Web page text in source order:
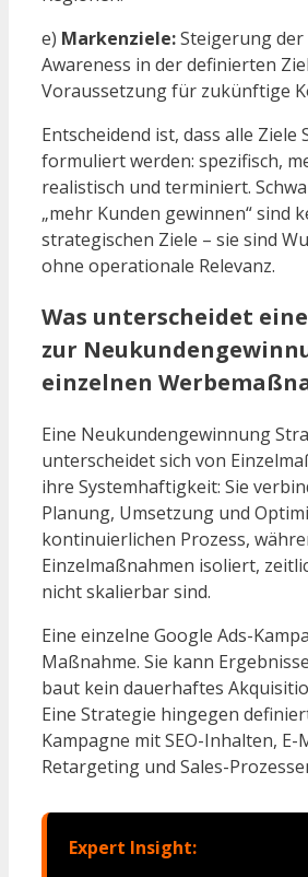
e) Markenziele:Steigerung der
Awareness in der definierten
Voraussetzung für zukünftige
Entscheidend ist, dass alle Ziele
formuliert werden: spezifisch,
realistisch und terminiert.
„mehr Kunden gewinnen“ sind
strategischen Ziele – sie sind
ohne operationale Relevanz.
Was unterscheidet
zur
einzelnen
Eine Neukundengewinnung
unterscheidet sich von
ihre Systemhaftigkeit: Sie
Planung, Umsetzung und
kontinuierlichen Prozess,
Einzelmaßnahmen isoliert,
nicht skalierbar sind.
Eine einzelne Google Ads-
Maßnahme. Sie kann
baut kein dauerhaftes
Eine Strategie hingegen
Kampagne mit SEO-Inhalten, E-
Retargeting und Sales-
Expert Insight: